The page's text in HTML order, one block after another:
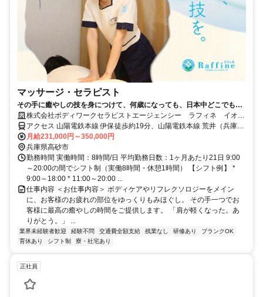
マッサージ・セラピスト
その手に癒やしの技を身につけて、何歳になっても、日本中どこでも働
けるセラピストの第一歩を踏み出しませんか。
株式会社ボディワークセラピストエージェンシー ラフィネ イオン
高砂店
アクセス 山陽電鉄本線 伊保徒歩約19分、山陽電鉄本線 荒井（兵庫
県）徒歩約20分、ＪＲ山陽本線 宝殿南口徒歩約24分 最寄駅：伊丹駅
月給231,000円～350,000円
兵庫県高砂市
勤務時間 実働時間：8時間/日 平均勤務日数：1ヶ月あたり21日 9:00
～20:00の間でシフト制（実働8時間・休憩1時間） 【シフト例】 *
9:00～18:00 * 11:00～20:00 ...
仕事内容 ＜お仕事内容＞ ボディケアやリフレクソロジーをメイン
に、お客様のお疲れの部位をゆっくりもみほぐし。 その手一つでお
客様に最高の癒やしの時間をご提供します。 「肩が軽くなった。あ
りがとう。」 ...
業界未経験者歓迎 経験不問 交通費全額支給 残業なし 研修あり
ブランクOK
育休あり
シフト制 寮・社宅あり
正社員